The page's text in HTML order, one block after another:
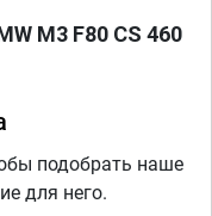
M3 F80 CS 460
подобрать наше
для него.